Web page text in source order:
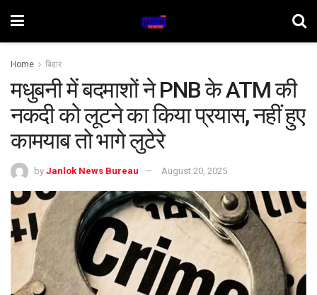
Home बिहार
मधुबनी में बदमाशों ने PNB के ATM की
नकदी को लूटने का किया प्रयास, नहीं हुए
कामयाब तो भागे लुटेरे
by Janlok News Bureau August 20, 2025